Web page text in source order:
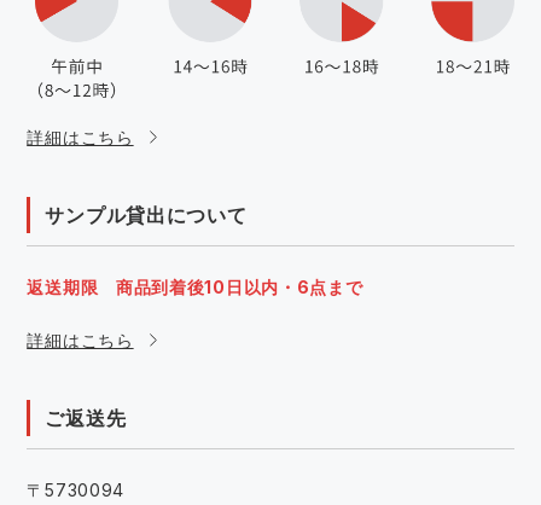
詳細はこちら
サンプル貸出について
返送期限 商品到着後10日以内・6点まで
詳細はこちら
ご返送先
〒5730094